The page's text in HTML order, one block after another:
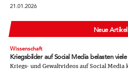
21.01.2026
Neue Artikel
Wissenschaft
Kriegsbilder auf Social Media belasten
Kriegs- und Gewaltvideos auf Social